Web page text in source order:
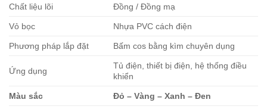
Chất liệu lõi Đồng / Đồng mạ
Vỏ bọc Nhựa PVC cách điện
Phương pháp lắp đặt Bấm cos bằng kìm chuyên dụng
Ứng dụng
Tủ điện, thiết bị điện, hệ thống điều
khiển
Màu sắc Đỏ – Vàng – Xanh – Đen